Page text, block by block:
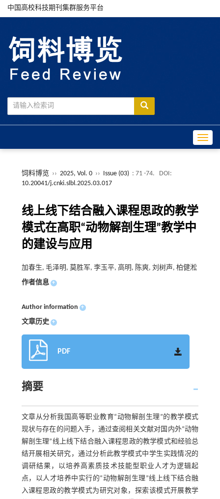
中国高校科技期刊集群服务平台
饲料博览 ›› 2025, Vol. 0 ›› Issue (03) : 71 -74.
DOI:
10.20041/j.cnki.slbl.2025.03.017
线上线下结合融入课程思政的教学
模式在高职“动物解剖生理”教学中
的建设与应用
加春生, 毛泽明, 莫胜军, 李玉平, 高明, 陈爽, 刘树声, 柏健淞
作者信息 +
Author information +
文章历史 +
PDF
摘要
文章从分析我国高等职业教育“动物解剖生理”的教学模式
现状与存在的问题入手，通过查阅相关文献对国内外“动物
解剖生理”线上线下结合融入课程思政的教学模式和经验总
结开展相关研究，通过分析此教学模式中学生实践情况的
调研结果，以培养高素质技术技能型职业人才为逻辑起
点，以人才培养中实行的“动物解剖生理”线上线下结合融
入课程思政的教学模式为研究对象，探索该模式开展教学